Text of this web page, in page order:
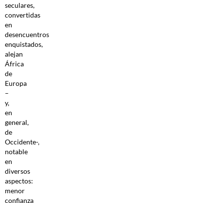
seculares,
convertidas
en
desencuentros
enquistados,
alejan
África
de
Europa
–
y,
en
general,
de
Occidente-,
notable
en
diversos
aspectos:
menor
confianza